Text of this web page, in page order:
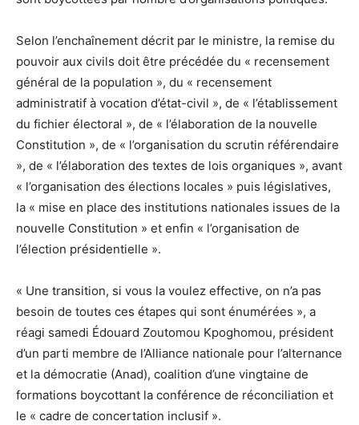
Selon l’enchaînement décrit par le ministre, la remise du
pouvoir aux civils doit être précédée du « recensement
général de la population », du « recensement
administratif à vocation d’état-civil », de « l’établissement
du fichier électoral », de « l’élaboration de la nouvelle
Constitution », de « l’organisation du scrutin référendaire
», de « l’élaboration des textes de lois organiques », avant
« l’organisation des élections locales » puis législatives,
la « mise en place des institutions nationales issues de la
nouvelle Constitution » et enfin « l’organisation de
l’élection présidentielle ».
« Une transition, si vous la voulez effective, on n’a pas
besoin de toutes ces étapes qui sont énumérées », a
réagi samedi Édouard Zoutomou Kpoghomou, président
d’un parti membre de l’Alliance nationale pour l’alternance
et la démocratie (Anad), coalition d’une vingtaine de
formations boycottant la conférence de réconciliation et
le « cadre de concertation inclusif ».